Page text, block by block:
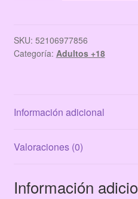
20048
cantidad
SKU: 52106977856
Categoría: Adultos +18
Información adicional
Valoraciones (0)
Información